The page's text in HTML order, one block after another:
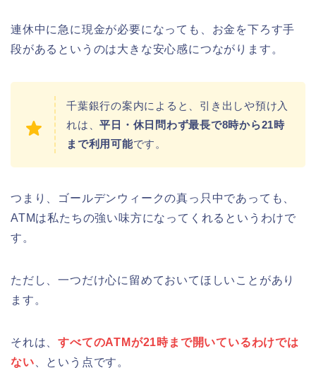
連休中に急に現金が必要になっても、お金を下ろす手
段があるというのは大きな安心感につながります。
千葉銀行の案内によると、引き出しや預け入
れは、平日・休日問わず最長で8時から21時
まで利用可能です。
つまり、ゴールデンウィークの真っ只中であっても、
ATMは私たちの強い味方になってくれるというわけで
す。
ただし、一つだけ心に留めておいてほしいことがあり
ます。
それは、すべてのATMが21時まで開いているわけでは
ない 、という点です。